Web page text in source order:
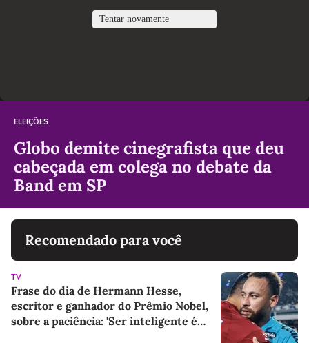
ELEIÇÕES
Globo demite cinegrafista que deu
cabeçada em colega no debate da
Band em SP
Recomendado para você
TV
Frase do dia de Hermann Hesse,
escritor e ganhador do Prêmio Nobel,
sobre a paciência: 'Ser inteligente é